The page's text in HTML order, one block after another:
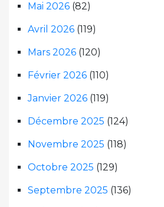
Mai 2026 (82)
Avril 2026 (119)
Mars 2026 (120)
Février 2026 (110)
Janvier 2026 (119)
Décembre 2025 (124)
Novembre 2025 (118)
Octobre 2025 (129)
Septembre 2025 (136)